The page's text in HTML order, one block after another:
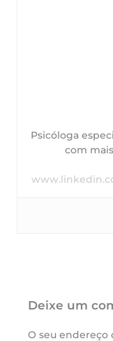
Psicóloga
com
Deixe um
O seu endereço